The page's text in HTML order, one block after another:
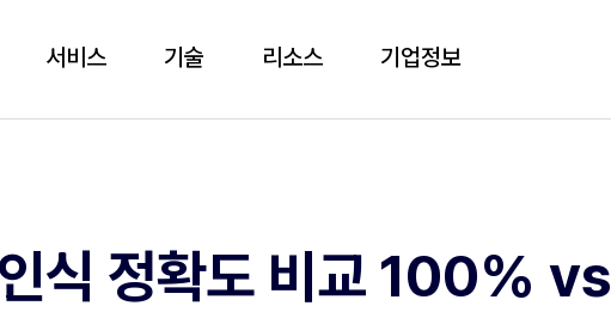
서비스 기술 리소스 기업정보
식 정확도 비교 100% vs